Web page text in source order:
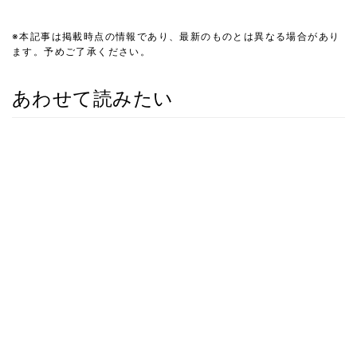
※本記事は掲載時点の情報であり、最新のものとは異なる場合があり
ます。予めご了承ください。
あわせて読みたい